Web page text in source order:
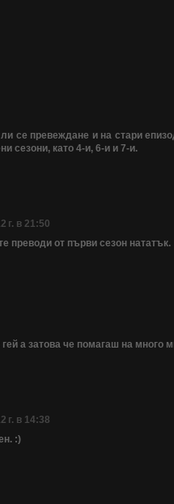
се превеждане и на стари
сезони, като 4-и, 6-и и 7-и.
г. в 21:50
преводи от първи сезон нататък.
а затова че помагаш на много
г. в 14:38
:)